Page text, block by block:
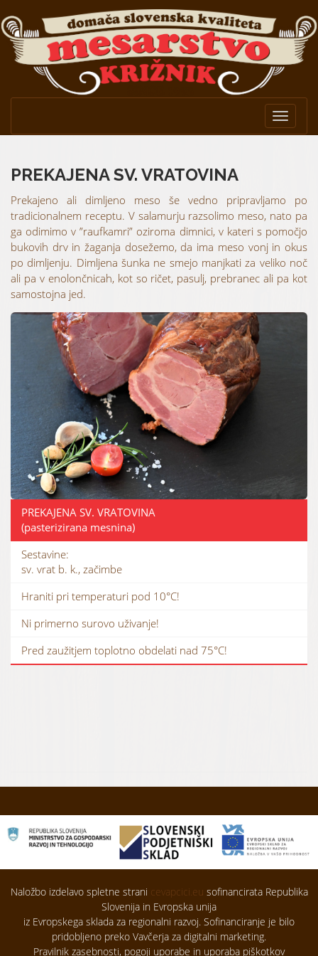
Toggle
PREKAJENA SV. VRATOVINA
Prekajeno ali dimljeno meso še vedno pripravljamo po
tradicionalnem receptu. V salamurju razsolimo meso, nato pa
ga odimimo v ”raufkamri” oziroma dimnici, v kateri s pomočjo
bukovih drv in žaganja dosežemo, da ima meso vonj in okus
po dimljenju. Dimljena šunka ne smejo manjkati za veliko noč
ali pa v enolončnicah, kot so ričet, pasulj, prebranec ali pa kot
samostojna jed.
PREKAJENA SV. VRATOVINA
(pasterizirana mesnina)
Sestavine:
sv. vrat b. k., začimbe
Hraniti pri temperaturi pod 10°C!
Ni primerno surovo uživanje!
Pred zaužitjem toplotno obdelati nad 75°C!
Naložbo izdelavo spletne strani cevapcici.eu sofinancirata Republika
Slovenija in Evropska unija
iz Evropskega sklada za regionalni razvoj. Sofinanciranje je bilo
pridobljeno preko Vavčerja za digitalni marketing.
Pravilnik zasebnosti, pogoji uporabe in uporaba piškotkov